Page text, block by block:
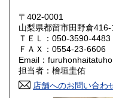
岡山県
山口県
香川県
高知県
〒402-0001
山梨県都留市田野倉416-
ＴＥＬ：050-3590-4483
ＦＡＸ：0554-23-6606
Email：
担当者：檜垣圭佑
店舗へのお問い合わ